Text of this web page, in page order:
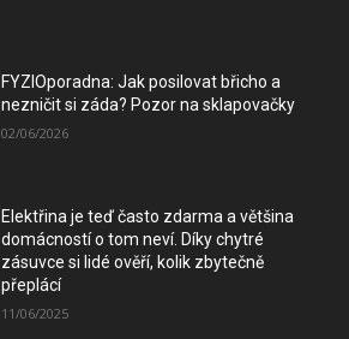
FYZIOporadna: Jak posilovat břicho a
nezničit si záda? Pozor na sklapovačky
02/06/2026
Elektřina je teď často zdarma a většina
domácností o tom neví. Díky chytré
zásuvce si lidé ověří, kolik zbytečně
přeplácí
11/06/2025